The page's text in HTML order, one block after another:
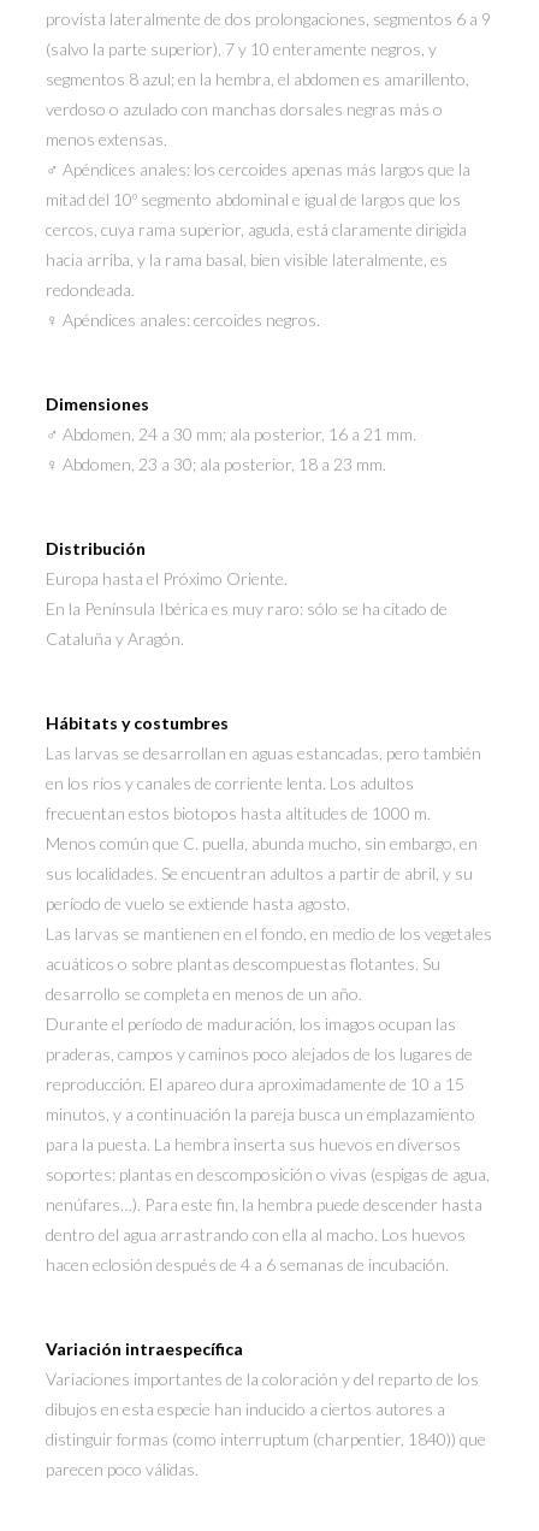
provista lateralmente de dos prolongaciones, segmentos 6 a 9
(salvo la parte superior), 7 y 10 enteramente negros, y
segmentos 8 azul; en la hembra, el abdomen es amarillento,
verdoso o azulado con manchas dorsales negras más o
menos extensas.
♂ Apéndices anales: los cercoides apenas más largos que la
mitad del 10º segmento abdominal e igual de largos que los
cercos, cuya rama superior, aguda, está claramente dirigida
hacia arriba, y la rama basal, bien visible lateralmente, es
redondeada.
♀ Apéndices anales: cercoides negros.
Dimensiones
♂ Abdomen, 24 a 30 mm; ala posterior, 16 a 21 mm.
♀ Abdomen, 23 a 30; ala posterior, 18 a 23 mm.
Distribución
Europa hasta el Próximo Oriente.
En la Península Ibérica es muy raro: sólo se ha citado de
Cataluña y Aragón.
Hábitats y costumbres
Las larvas se desarrollan en aguas estancadas, pero también
en los ríos y canales de corriente lenta. Los adultos
frecuentan estos biotopos hasta altitudes de 1000 m.
Menos común que C. puella, abunda mucho, sin embargo, en
sus localidades. Se encuentran adultos a partir de abril, y su
período de vuelo se extiende hasta agosto.
Las larvas se mantienen en el fondo, en medio de los vegetales
acuáticos o sobre plantas descompuestas flotantes. Su
desarrollo se completa en menos de un año.
Durante el período de maduración, los imagos ocupan las
praderas, campos y caminos poco alejados de los lugares de
reproducción. El apareo dura aproximadamente de 10 a 15
minutos, y a continuación la pareja busca un emplazamiento
para la puesta. La hembra inserta sus huevos en diversos
soportes: plantas en descomposición o vivas (espigas de agua,
nenúfares…). Para este fin, la hembra puede descender hasta
dentro del agua arrastrando con ella al macho. Los huevos
hacen eclosión después de 4 a 6 semanas de incubación.
Variación intraespecífica
Variaciones importantes de la coloración y del reparto de los
dibujos en esta especie han inducido a ciertos autores a
distinguir formas (como interruptum (charpentier, 1840)) que
parecen poco válidas.